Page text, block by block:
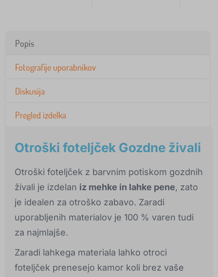
Popis
Fotografije uporabnikov
Diskusija
Pregled izdelka
Otroški foteljček Gozdne živali
Otroški foteljček z barvnim potiskom gozdnih
živali je izdelan iz mehke in lahke pene, zato
je idealen za otroško zabavo. Zaradi
uporabljenih materialov je 100 % varen tudi
za najmlajše.
Zaradi lahkega materiala lahko otroci
foteljček prenesejo kamor koli brez vaše